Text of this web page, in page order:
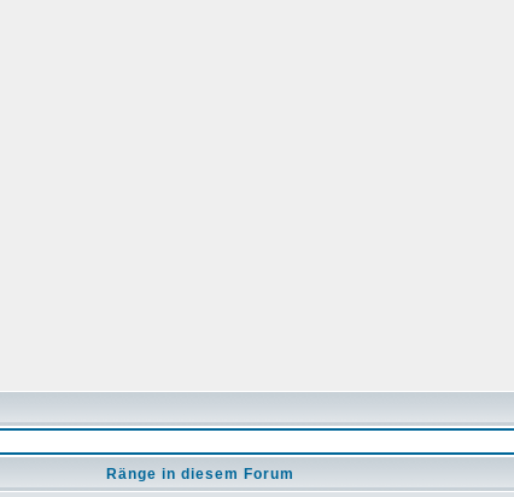
Ränge in diesem Forum